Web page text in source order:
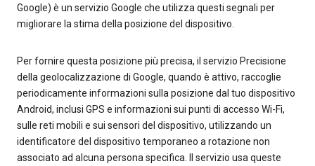
Google) è un servizio Google che utilizza questi segnali per
migliorare la stima della posizione del dispositivo.
Per fornire questa posizione più precisa, il servizio Precisione
della geolocalizzazione di Google, quando è attivo, raccoglie
periodicamente informazioni sulla posizione dal tuo dispositivo
Android, inclusi GPS e informazioni sui punti di accesso Wi-Fi,
sulle reti mobili e sui sensori del dispositivo, utilizzando un
identificatore del dispositivo temporaneo a rotazione non
associato ad alcuna persona specifica. Il servizio usa queste